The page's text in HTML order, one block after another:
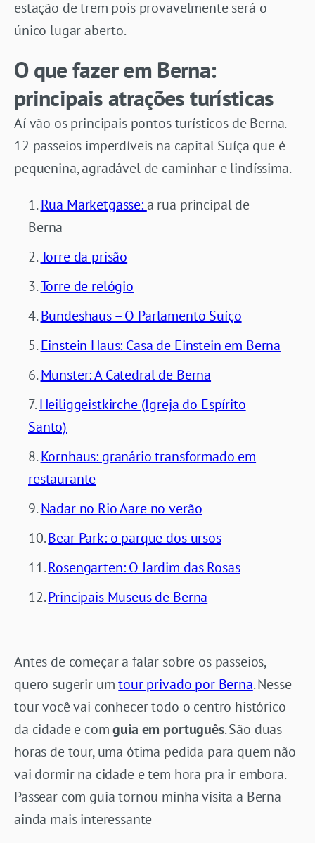
estação de trem pois provavelmente será o
único lugar aberto.
O que fazer em Berna:
principais atrações turísticas
Aí vão os principais pontos turísticos de Berna.
12 passeios imperdíveis na capital Suíça que é
pequenina, agradável de caminhar e lindíssima.
Rua Marketgasse:a rua principal de
Berna
Torre da prisão
Torre de relógio
Bundeshaus – O Parlamento Suíço
Einstein Haus: Casa de Einstein em Berna
Munster: A Catedral de Berna
Heiliggeistkirche (Igreja do Espírito
Santo)
Kornhaus: granário transformado em
restaurante
Nadar no Rio Aare no verão
Bear Park: o parque dos ursos
Rosengarten: O Jardim das Rosas
Principais Museus de Berna
Antes de começar a falar sobre os passeios,
quero sugerir umtour privado por Berna. Nesse
tour você vai conhecer todo o centro histórico
da cidade e comguia em português. São duas
horas de tour, uma ótima pedida para quem não
vai dormir na cidade e tem hora pra ir embora.
Passear com guia tornou minha visita a Berna
ainda mais interessante